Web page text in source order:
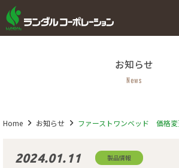
医療機器等製品
サービス
お知らせ
News
Home お知らせ ファーストワンベッド 価格
2024.01.11 製品情報